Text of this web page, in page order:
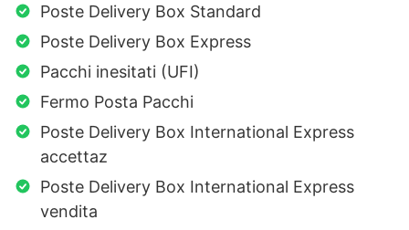
Poste Delivery Box Standard
Poste Delivery Box Express
Pacchi inesitati (UFI)
Fermo Posta Pacchi
Poste Delivery Box International Express
accettaz
Poste Delivery Box International Express
vendita